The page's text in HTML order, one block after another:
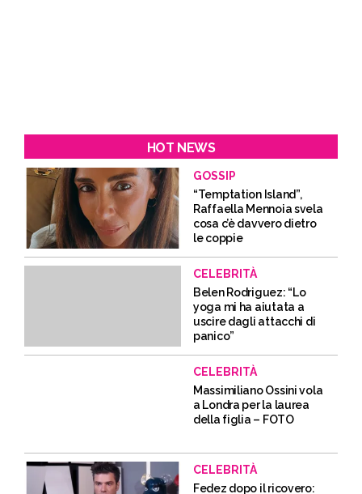
HOT NEWS
GOSSIP
“Temptation Island”,
Raffaella Mennoia svela
cosa c’è davvero dietro
le coppie
CELEBRITÀ
Belen Rodriguez: “Lo
yoga mi ha aiutata a
uscire dagli attacchi di
panico”
CELEBRITÀ
Massimiliano Ossini vola
a Londra per la laurea
della figlia – FOTO
CELEBRITÀ
Fedez dopo il ricovero: